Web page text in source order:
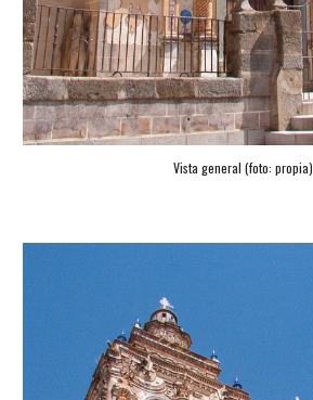
Vista general (foto: propia)